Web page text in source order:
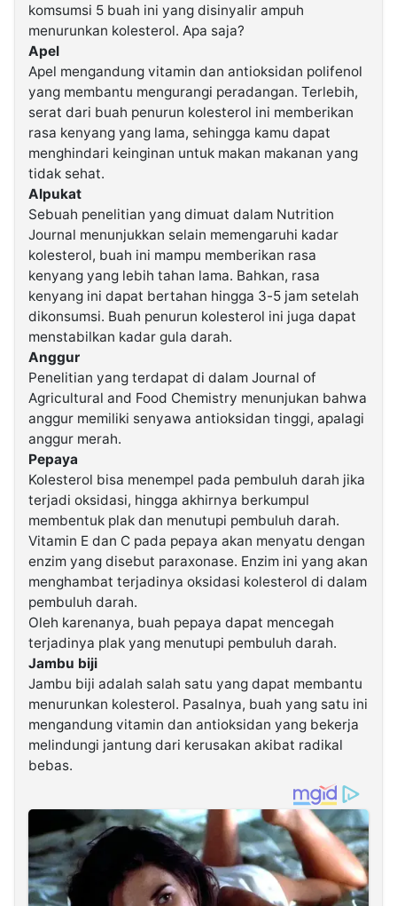
Kabarbaru.co
2026
Kabarbaru
Media
Holding
komsumsi 5 buah ini yang disinyalir ampuh
menurunkan kolesterol. Apa saja?
Apel
Apel mengandung vitamin dan antioksidan polifenol
yang membantu mengurangi peradangan. Terlebih,
serat dari buah penurun kolesterol ini memberikan
rasa kenyang yang lama, sehingga kamu dapat
menghindari keinginan untuk makan makanan yang
tidak sehat.
Alpukat
Sebuah penelitian yang dimuat dalam Nutrition
Journal menunjukkan selain memengaruhi kadar
kolesterol, buah ini mampu memberikan rasa
kenyang yang lebih tahan lama. Bahkan, rasa
kenyang ini dapat bertahan hingga 3-5 jam setelah
dikonsumsi. Buah penurun kolesterol ini juga dapat
menstabilkan kadar gula darah.
Anggur
Penelitian yang terdapat di dalam Journal of
Agricultural and Food Chemistry menunjukan bahwa
anggur memiliki senyawa antioksidan tinggi, apalagi
anggur merah.
Pepaya
Kolesterol bisa menempel pada pembuluh darah jika
terjadi oksidasi, hingga akhirnya berkumpul
membentuk plak dan menutupi pembuluh darah.
Vitamin E dan C pada pepaya akan menyatu dengan
enzim yang disebut paraxonase. Enzim ini yang akan
menghambat terjadinya oksidasi kolesterol di dalam
pembuluh darah.
Oleh karenanya, buah pepaya dapat mencegah
terjadinya plak yang menutupi pembuluh darah.
Jambu biji
Jambu biji adalah salah satu yang dapat membantu
menurunkan kolesterol. Pasalnya, buah yang satu ini
mengandung vitamin dan antioksidan yang bekerja
melindungi jantung dari kerusakan akibat radikal
bebas.